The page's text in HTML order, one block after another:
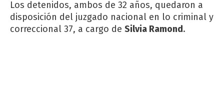
Los detenidos, ambos de 32 años, quedaron a
disposición del juzgado nacional en lo criminal y
correccional 37, a cargo de Silvia Ramond.